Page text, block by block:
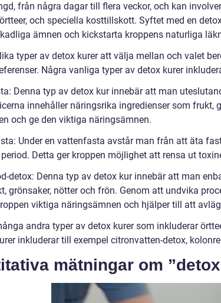
från några dagar till flera veckor, och kan
och speciella kosttillskott. Syftet med en
ämnen och kickstarta kroppens naturliga
typer av detox kurer att välja mellan och valet
Några vanliga typer av detox kurer
Denna typ av detox kur innebär att man
innehåller näringsrika ingredienser som frukt,
och ge den viktiga näringsämnen.
Under en vattenfasta avstår man från att äta
Detta ger kroppen möjlighet att rensa ut
detox: Denna typ av detox kur innebär att man
grönsaker, nötter och frön. Genom att undvika
viktiga näringsämnen och hjälper till att
andra typer av detox kurer som inkluderar
inkluderar till exempel citronvatten-detox,
mätningar om